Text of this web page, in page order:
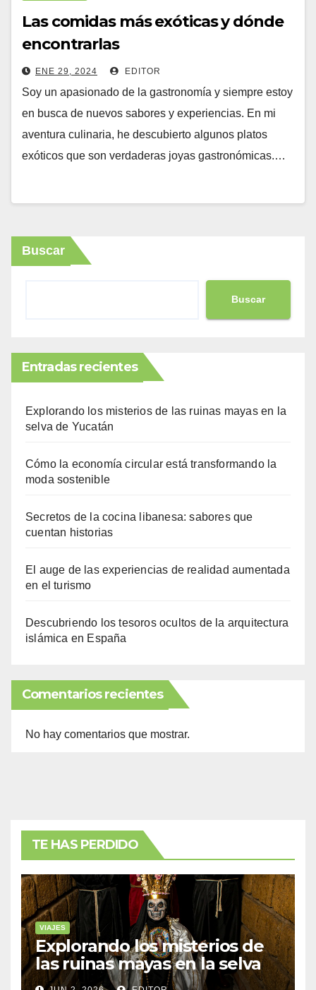
Las comidas más exóticas y dónde
encontrarlas
ENE 29, 2024 EDITOR
Soy un apasionado de la gastronomía y siempre estoy
en busca de nuevos sabores y experiencias. En mi
aventura culinaria, he descubierto algunos platos
exóticos que son verdaderas joyas gastronómicas.…
Buscar
Buscar
Entradas recientes
Explorando los misterios de las ruinas mayas en la
selva de Yucatán
Cómo la economía circular está transformando la
moda sostenible
Secretos de la cocina libanesa: sabores que
cuentan historias
El auge de las experiencias de realidad aumentada
en el turismo
Descubriendo los tesoros ocultos de la arquitectura
islámica en España
Comentarios recientes
No hay comentarios que mostrar.
TE HAS PERDIDO
VIAJES
Explorando los misterios de
las ruinas mayas en la selva
de Yucatán